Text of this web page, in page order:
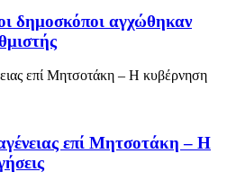
δημοσκόποι αγχώθηκαν
επί Μητσοτάκη – Η